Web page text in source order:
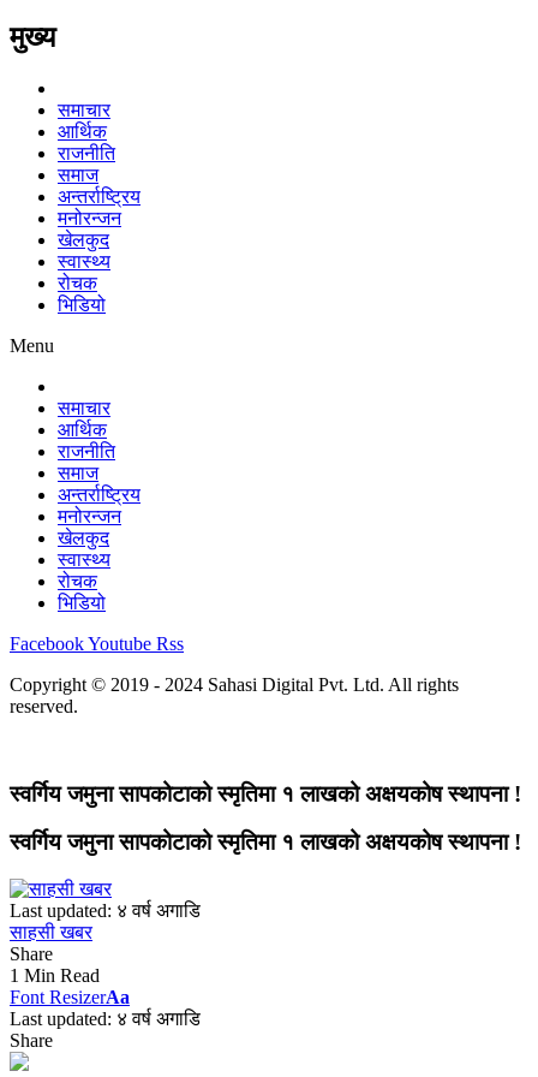
मुख्य
समाचार
आर्थिक
राजनीति
समाज
अन्तर्राष्ट्रिय
मनोरन्जन
खेलकुद
स्वास्थ्य
रोचक
भिडियो
Menu
समाचार
आर्थिक
राजनीति
समाज
अन्तर्राष्ट्रिय
मनोरन्जन
खेलकुद
स्वास्थ्य
रोचक
भिडियो
FacebookYoutube Rss
Copyright © 2019 - 2024 Sahasi Digital Pvt. Ltd. All rights
reserved.
स्वर्गिय जमुना सापकोटाको स्मृतिमा १ लाखको अक्षयकोष स्थापना !
स्वर्गिय जमुना सापकोटाको स्मृतिमा १ लाखको अक्षयकोष स्थापना !
Last updated: ४ वर्ष अगाडि
साहसी खबर
Share
1 Min Read
Font ResizerAa
Last updated: ४ वर्ष अगाडि
Share